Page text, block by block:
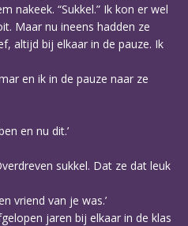
nakeek. “Sukkel.” Ik kon er wel
Maar nu ineens hadden ze
altijd bij elkaar in de pauze. Ik
en ik in de pauze naar ze
en nu dit.’
sukkel. Dat ze dat leuk
vriend van je was.’
jaren bij elkaar in de klas